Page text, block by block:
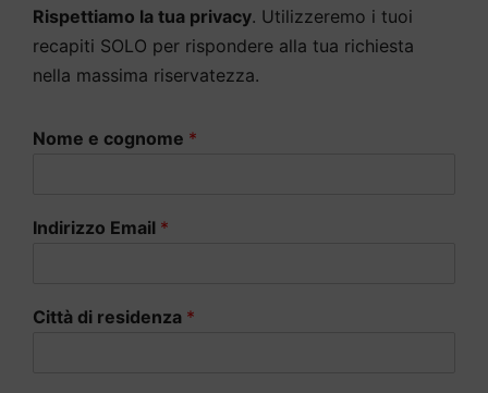
Rispettiamo la tua privacy. Utilizzeremo i tuoi
recapiti SOLO per rispondere alla tua richiesta
nella massima riservatezza.
Nome e cognome *
Indirizzo Email *
Città di residenza *